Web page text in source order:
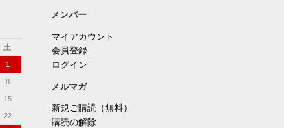
土
1
8
15
22
メンバー
マイアカウント
会員登録
ログイン
メルマガ
新規ご購読（無料）
購読の解除